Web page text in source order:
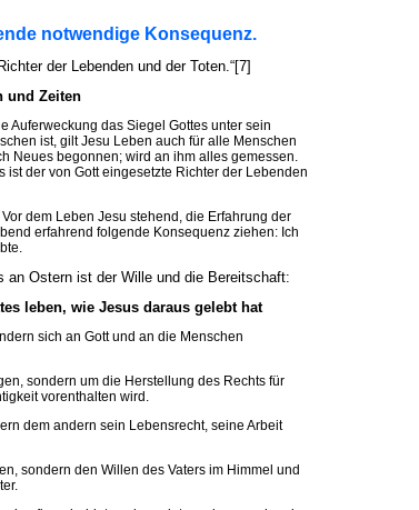
notwendige Konsequenz.
der Lebenden und der Toten.“[7]
und Zeiten
Auferweckung das Siegel Gottes unter sein
ist, gilt Jesu Leben auch für alle Menschen
Neues begonnen; wird an ihm alles gemessen.
ist der von Gott eingesetzte Richter der Lebenden
dem Leben Jesu stehend, die Erfahrung der
erfahrend folgende Konsequenz ziehen: Ich
an Ostern ist der Wille und die Bereitschaft:
leben, wie Jesus daraus gelebt hat
sich an Gott und an die Menschen
sondern um die Herstellung des Rechts für
vorenthalten wird.
dem andern sein Lebensrecht, seine Arbeit
sondern den Willen des Vaters im Himmel und